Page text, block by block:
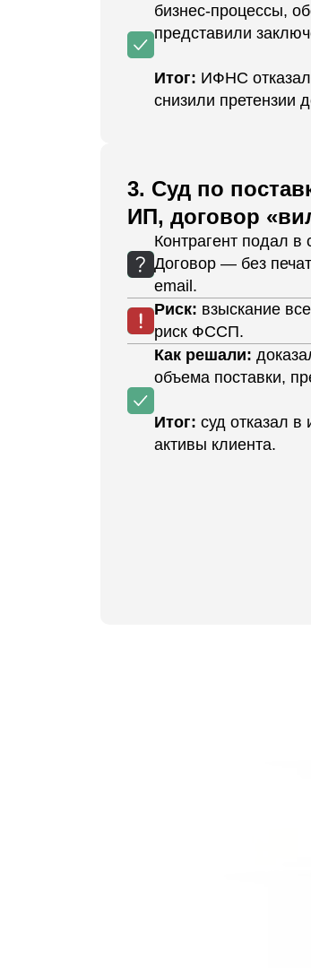
бизнес-процессы,
представили
Итог: ИФНС
снизили претензии
3. Суд по
ИП, договор
Контрагент подал в
Договор — без
email.
Риск: взыскание
риск ФССП.
Как решали:
объема поставки,
Итог: суд отказал в
активы клиента.